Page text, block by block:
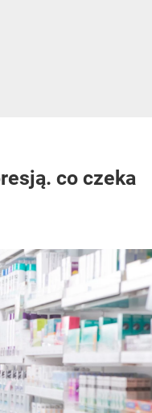
co czeka